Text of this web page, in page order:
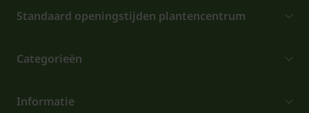
Standaard openingstijden plantencentrum
Categorieën
Informatie